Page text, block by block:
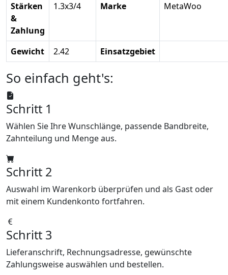
Stärken
&
Zahlung
1.3x3/4 Marke MetaWoo
Gewicht 2.42 Einsatzgebiet
So einfach geht's:
Schritt 1
Wählen Sie Ihre Wunschlänge, passende Bandbreite,
Zahnteilung und Menge aus.
Schritt 2
Auswahl im Warenkorb überprüfen und als Gast oder
mit einem Kundenkonto fortfahren.
Schritt 3
Lieferanschrift, Rechnungsadresse, gewünschte
Zahlungsweise auswählen und bestellen.